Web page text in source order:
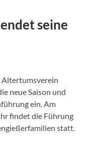
seine
Altertumsverein
neue Saison und
ein. Am
findet die Führung
statt.